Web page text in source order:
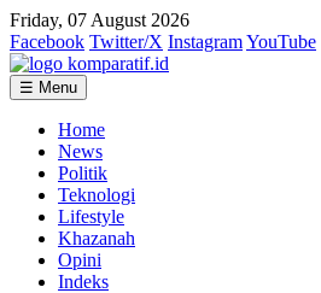
Friday, 07 August 2026
Facebook Twitter/X InstagramYouTube
☰ Menu
Home
News
Politik
Teknologi
Lifestyle
Khazanah
Opini
Indeks